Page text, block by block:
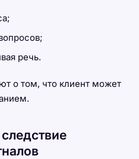
речь.
о том, что клиент может